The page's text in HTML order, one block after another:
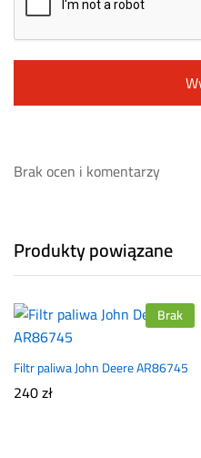
Brak ocen i komentarzy
Produkty powiązane
Brak
Filtr paliwa John Deere AR86745
240zł